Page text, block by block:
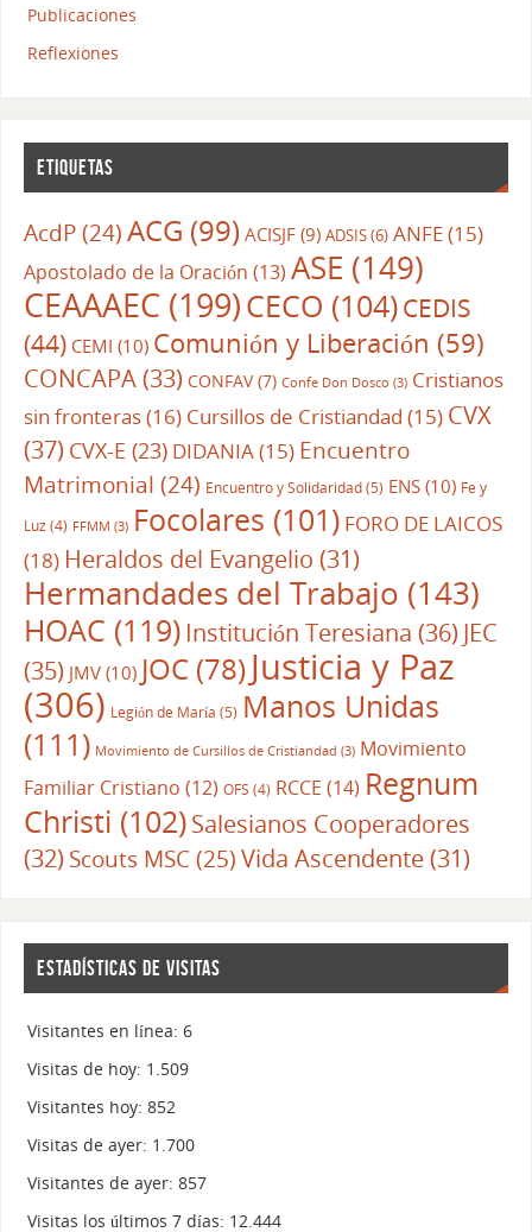
Publicaciones
Reflexiones
ETIQUETAS
AcdP(24) ACG (99) ACISJF(9) ADSIS(6) ANFE(15)
Apostolado de la Oración (13) ASE (149)
CEAAAEC (199)CECO (104)CEDIS
(44) CEMI (10) Comunión y Liberación (59)
CONCAPA(33) CONFAV(7) Confe Don Dosco (3) Cristianos
sin fronteras(16) Cursillos de Cristiandad (15) CVX
(37) CVX-E (23) DIDANIA(15) Encuentro
Matrimonial (24) Encuentro y Solidaridad(5) ENS(10) Fe y
Luz (4) FFMM (3) Focolares (101) FORO DE LAICOS
(18) Heraldos del Evangelio (31)
Hermandades del Trabajo (143)
HOAC (119) Institución Teresiana (36) JEC
(35) JMV(10) JOC(78)Justicia y Paz
(306) Legión de María (5) Manos Unidas
(111) Movimiento de Cursillos de Cristiandad (3) Movimiento
Familiar Cristiano (12) OFS (4) RCCE (14) Regnum
Christi (102)Salesianos Cooperadores
(32) Scouts MSC(25) Vida Ascendente(31)
ESTADÍSTICAS DE VISITAS
Visitantes en línea: 6
Visitas de hoy: 1.509
Visitantes hoy: 852
Visitas de ayer: 1.700
Visitantes de ayer: 857
Visitas los últimos 7 días: 12.444